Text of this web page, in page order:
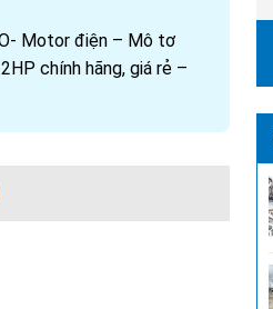
Motor điện – Mô tơ
chính hãng, giá rẻ –